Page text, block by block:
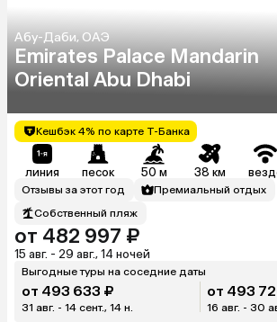
Абу-Даби, ОАЭ
Emirates Palace Mandarin
Oriental Abu Dhabi
Кешбэк 4% по карте Т-Банка
линия песок 50 м 38 км
Отзывы за этот год
Премиальный отдых
Собственный пляж
от 482 997 ₽
15 авг. - 29 авг., 14 ночей
Выгодные туры на соседние даты
от 493 633 ₽
31 авг. - 14 сент., 14 н.
от 493
16 авг. - 30